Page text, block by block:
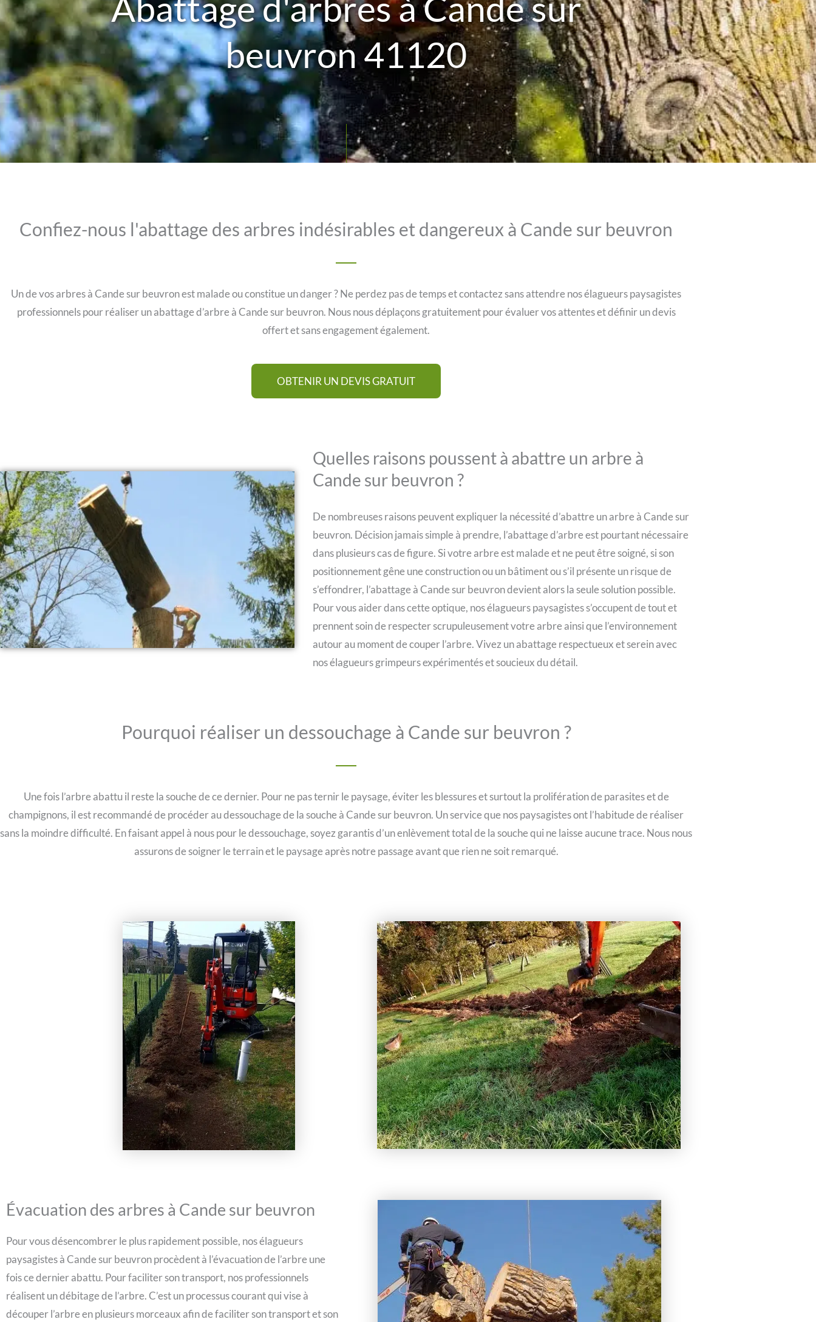
beuvron 41120
Confiez-nous l'abattage des arbres indésirables et dangereux à Cande sur beuvron
Un de vos arbres à Cande sur beuvron est malade ou constitue un danger ? Ne perdez pas de temps et contactez sans attendre nos élagueurs paysagistes
professionnels pour réaliser un abattage d’arbre à Cande sur beuvron. Nous nous déplaçons gratuitement pour évaluer vos attentes et définir un devis
offert et sans engagement également.
OBTENIR UN DEVIS GRATUIT
Quelles raisons poussent à abattre un arbre à
Cande sur beuvron ?
De nombreuses raisons peuvent expliquer la nécessité d’abattre un arbre à Cande sur
beuvron. Décision jamais simple à prendre, l’abattage d’arbre est pourtant nécessaire
dans plusieurs cas de figure. Si votre arbre est malade et ne peut être soigné, si son
positionnement gêne une construction ou un bâtiment ou s’il présente un risque de
s’effondrer, l’abattage à Cande sur beuvron devient alors la seule solution possible.
Pour vous aider dans cette optique, nos élagueurs paysagistes s’occupent de tout et
prennent soin de respecter scrupuleusement votre arbre ainsi que l’environnement
autour au moment de couper l’arbre. Vivez un abattage respectueux et serein avec
nos élagueurs grimpeurs expérimentés et soucieux du détail.
Pourquoi réaliser un dessouchage à Cande sur beuvron ?
Une fois l’arbre abattu il reste la souche de ce dernier. Pour ne pas ternir le paysage, éviter les blessures et surtout la prolifération de parasites et de
champignons, il est recommandé de procéder au dessouchage de la souche à Cande sur beuvron. Un service que nos paysagistes ont l’habitude de réaliser
sans la moindre difficulté. En faisant appel à nous pour le dessouchage, soyez garantis d’un enlèvement total de la souche qui ne laisse aucune trace. Nous nous
assurons de soigner le terrain et le paysage après notre passage avant que rien ne soit remarqué.
Évacuation des arbres à Cande sur beuvron
Pour vous désencombrer le plus rapidement possible, nos élagueurs
paysagistes à Cande sur beuvron procèdent à l’évacuation de l’arbre une
fois ce dernier abattu. Pour faciliter son transport, nos professionnels
réalisent un débitage de l’arbre. C’est un processus courant qui vise à
découper l’arbre en plusieurs morceaux afin de faciliter son transport et son